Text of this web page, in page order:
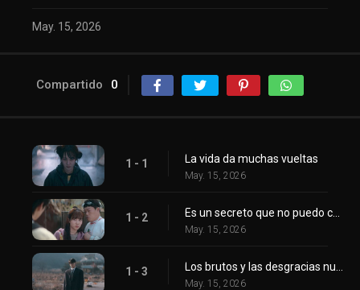
May. 15, 2026
Compartido 0
1 - 1 La vida da muchas vueltas
May. 15, 2026
1 - 2
May. 15, 2026
1 - 3
May. 15, 2026